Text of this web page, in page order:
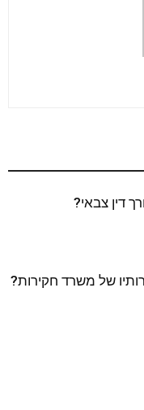
דין צבאי?
של משרד חקירות?